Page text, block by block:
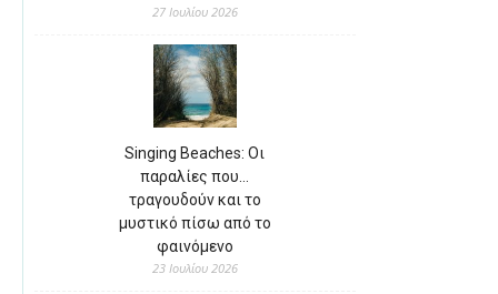
27 Ιουλίου 2026
Singing Beaches: Οι
παραλίες που…
τραγουδούν και το
μυστικό πίσω από το
φαινόμενο
23 Ιουλίου 2026